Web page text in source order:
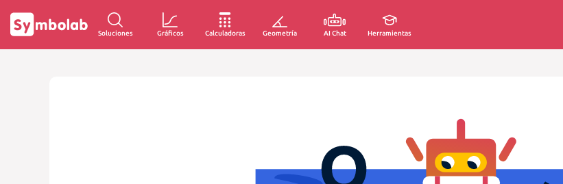
Soluciones Gráficos Calculadoras Geometría AI Chat Herramientas